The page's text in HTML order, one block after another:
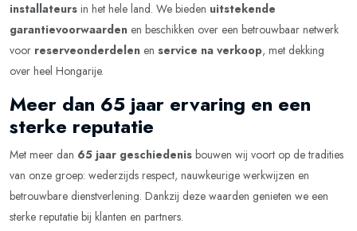
installateurs in het hele land. We bieden uitstekende
garantievoorwaarden en beschikken over een betrouwbaar netwerk
voor reserveonderdelen en service na verkoop, met dekking
over heel Hongarije.
Meer dan 65 jaar ervaring en een
sterke reputatie
Met meer dan 65 jaar geschiedenis bouwen wij voort op de tradities
van onze groep: wederzijds respect, nauwkeurige werkwijzen en
betrouwbare dienstverlening. Dankzij deze waarden genieten we een
sterke reputatie bij klanten en partners.